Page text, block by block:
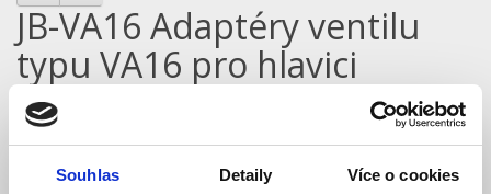
Souhlas Detaily Více o cookies
JB-VA16 Adaptéry ventilu
typu VA16 pro hlavici
JB150N-HEAD, Balení 5Ks -
Jablotron